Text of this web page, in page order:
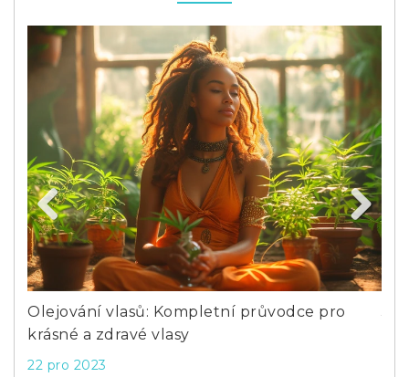
Olejování vlasů: Kompletní průvodce pro
krásné a zdravé vlasy
22 pro 2023
Previous Next